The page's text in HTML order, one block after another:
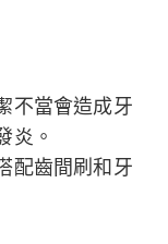
不當會造成牙
炎。
配齒間刷和牙